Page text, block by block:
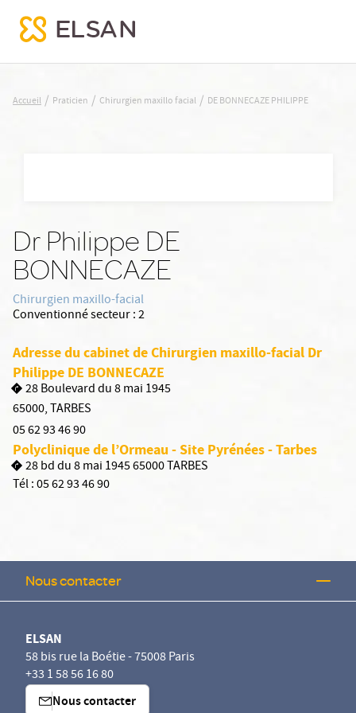
DE BONNECAZE PHILIPPE
Accueil / Praticien / Chirurgien maxillo facial / DE BONNECAZE PHILIPPE
Dr Philippe DE
BONNECAZE
Chirurgien maxillo-facial
Conventionné secteur :2
Adresse du cabinet de Chirurgien maxillo-facial Dr
Philippe DE BONNECAZE
28 Boulevard du 8 mai 1945
65000,TARBES
05 62 93 46 90
Polyclinique de l’Ormeau - Site Pyrénées - Tarbes
28 bd du 8 mai 1945 65000 TARBES
Tél :05 62 93 46 90
Nous contacter
ELSAN
58 bis rue la Boétie - 75008 Paris
+33 1 58 56 16 80
Nous contacter